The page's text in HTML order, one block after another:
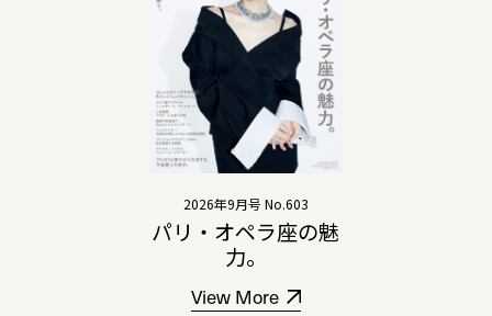
2026年9月号 No.603
パリ・オペラ座の魅
力。
View More